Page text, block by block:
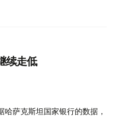
续走低
哈萨克斯坦国家银行的数据，